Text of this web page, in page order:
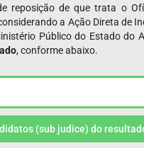
reposição de que trata o
a Ação Direta de
Público do Estado do
, conforme abaixo.
(sub judice) do